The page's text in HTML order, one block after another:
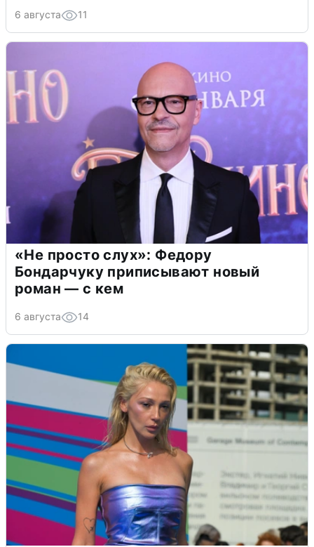
6 августа 11
«Не просто слух»: Федору
Бондарчуку приписывают новый
роман — с кем
6 августа 14